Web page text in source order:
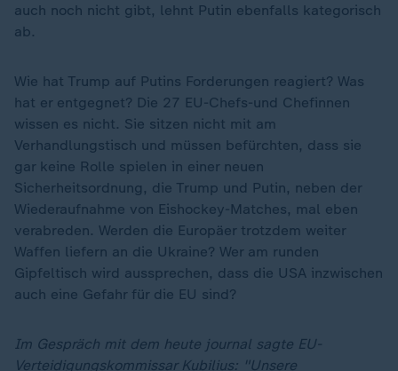
auch noch nicht gibt, lehnt Putin ebenfalls kategorisch
ab.
Wie hat Trump auf Putins Forderungen reagiert? Was
hat er entgegnet? Die 27 EU-Chefs-und Chefinnen
wissen es nicht. Sie sitzen nicht mit am
Verhandlungstisch und müssen befürchten, dass sie
gar keine Rolle spielen in einer neuen
Sicherheitsordnung, die Trump und Putin, neben der
Wiederaufnahme von Eishockey-Matches, mal eben
verabreden. Werden die Europäer trotzdem weiter
Waffen liefern an die Ukraine? Wer am runden
Gipfeltisch wird aussprechen, dass die USA inzwischen
auch eine Gefahr für die EU sind?
Im Gespräch mit dem heute journal sagte EU-
Verteidigungskommissar Kubilius: "Unsere